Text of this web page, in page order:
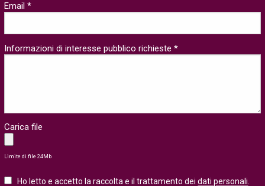
Email *
Informazioni di interesse pubblico richieste *
Carica file
Limite di file 24Mb
Ho letto e accetto la raccolta e il trattamento deidati personali.